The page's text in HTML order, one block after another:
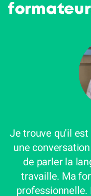
Je trouve qu'il
une
de parler la
travaille. Ma
professionnelle.